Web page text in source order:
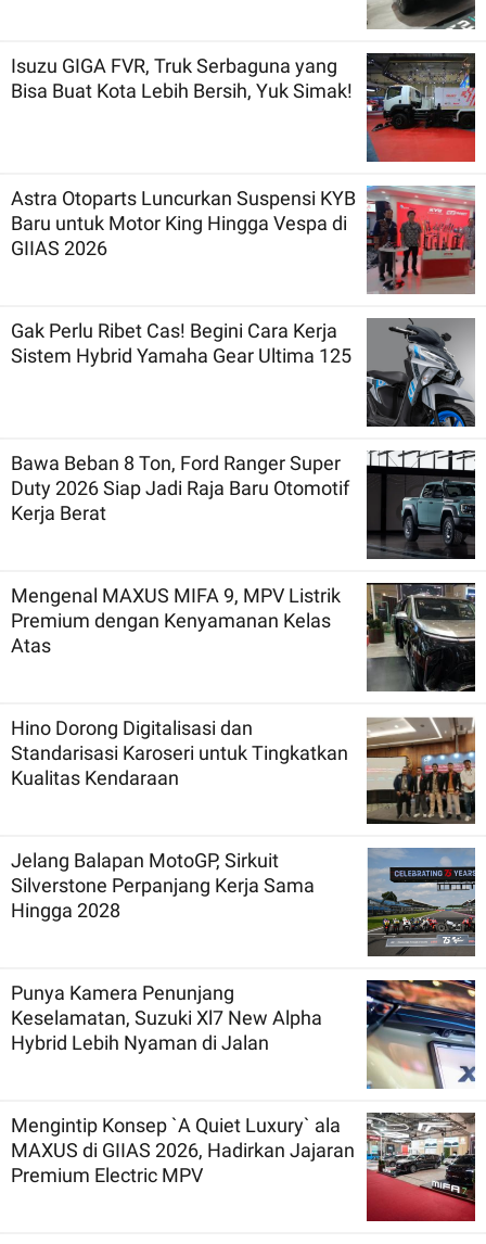
Isuzu GIGA FVR, Truk Serbaguna yang
Bisa Buat Kota Lebih Bersih, Yuk Simak!
Astra Otoparts Luncurkan Suspensi KYB
Baru untuk Motor King Hingga Vespa di
GIIAS 2026
Gak Perlu Ribet Cas! Begini Cara Kerja
Sistem Hybrid Yamaha Gear Ultima 125
Bawa Beban 8 Ton, Ford Ranger Super
Duty 2026 Siap Jadi Raja Baru Otomotif
Kerja Berat
Mengenal MAXUS MIFA 9, MPV Listrik
Premium dengan Kenyamanan Kelas
Atas
Hino Dorong Digitalisasi dan
Standarisasi Karoseri untuk Tingkatkan
Kualitas Kendaraan
Jelang Balapan MotoGP, Sirkuit
Silverstone Perpanjang Kerja Sama
Hingga 2028
Punya Kamera Penunjang
Keselamatan, Suzuki Xl7 New Alpha
Hybrid Lebih Nyaman di Jalan
Mengintip Konsep `A Quiet Luxury` ala
MAXUS di GIIAS 2026, Hadirkan Jajaran
Premium Electric MPV